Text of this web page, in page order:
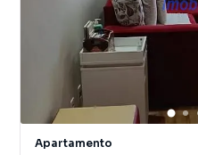
Apartamento